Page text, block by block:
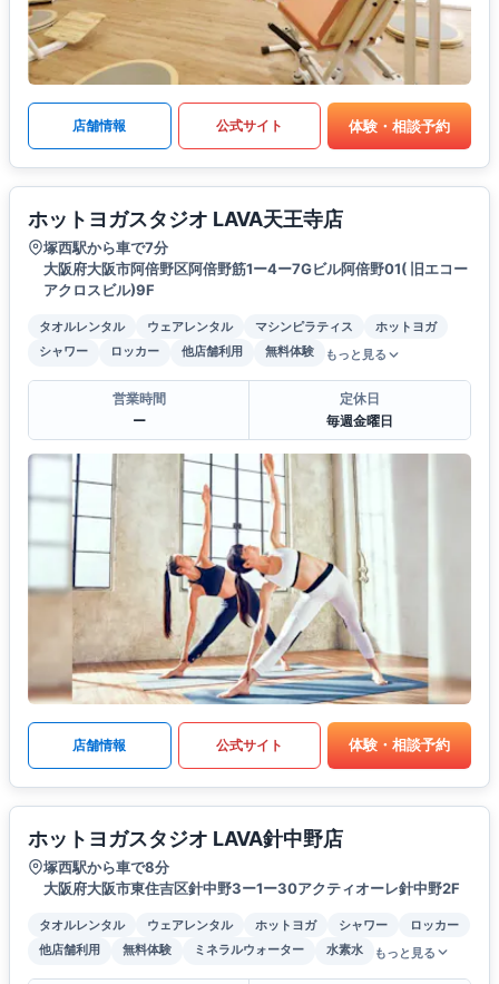
店舗情報 公式サイト 体験・相談予約
ホットヨガスタジオ LAVA天王寺店
塚西駅から車で7分
大阪府大阪市阿倍野区阿倍野筋1ー4ー7Gビル阿倍野01( 旧エコー
アクロスビル)9F
タオルレンタル ウェアレンタル マシンピラティス
ホットヨガ
シャワー
ロッカー 他店舗利用 無料体験 もっと見る
営業時間
ー
定休日
毎週金曜日
店舗情報 公式サイト 体験・相談予約
ホットヨガスタジオ LAVA針中野店
塚西駅から車で8分
大阪府大阪市東住吉区針中野3ー1ー30アクティオーレ針中野2F
タオルレンタル ウェアレンタル ホットヨガ シャワー
ロッカー
他店舗利用
無料体験 ミネラルウォーター 水素水 もっと見る